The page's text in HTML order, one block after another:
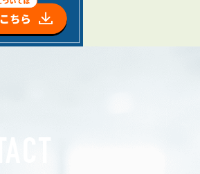
ス④を押してください。
（定休日：水曜日）